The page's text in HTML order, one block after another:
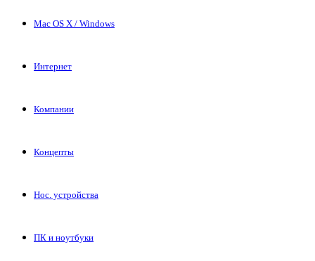
Mac OS X / Windows
Интернет
Компании
Концепты
Нос. устройства
ПК и ноутбуки